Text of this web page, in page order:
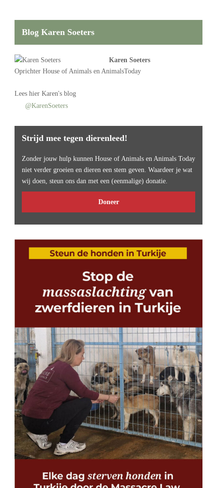
Blog Karen Soeters
Karen Soeters
Oprichter House of Animals en AnimalsToday
Lees hier Karen's blog
@KarenSoeters
Strijd mee tegen dierenleed!
Zonder jouw hulp kunnen House of Animals en Animals Today
niet verder groeien en dieren een stem geven. Waardeer je wat
wij doen, steun ons dan met een (eenmalige) donatie.
Doneer